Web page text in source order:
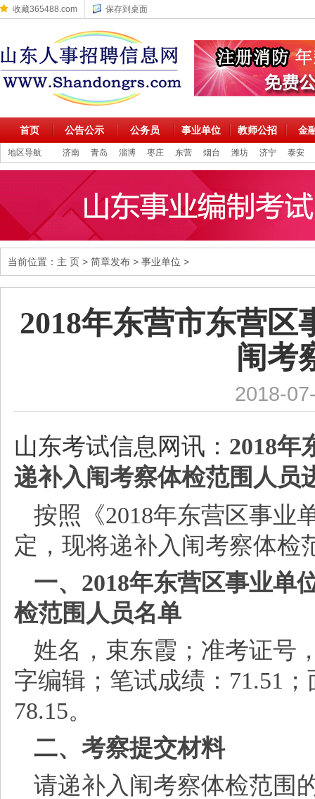
收藏365488.com 保存到桌面
首页 公告公示 公务员 事业单位 教师公招 金
地区导航 济南 青岛 淄博 枣庄 东营 烟台 潍坊 济宁 泰安
当前位置： 主 页 > 简章发布 > 事业单位 >
2018年东营市东营
闱考
2018-
山东考试信息网讯： 2018年
递补入闱考察体检范围人员
按照《2018年东营区事业
定，现将递补入闱考察体检
一、 2018年东营区事业单
检范围人员名单
姓名，束东霞；准考证号
字编辑；笔试成绩：71.51
78.15。
二、考察提交材料
请递补入闱考察体检范围